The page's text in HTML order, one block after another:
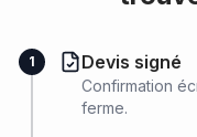
1 Devis signé
Confirmation
ferme.